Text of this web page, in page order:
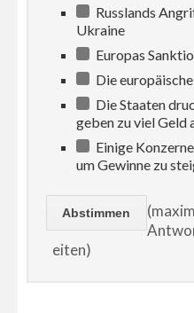
Russlands
Ukraine
Europas
Die
Die Staaten
geben zu viel Geld
Einige
um Gewinne zu
eiten)